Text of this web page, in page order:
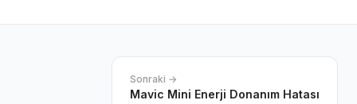
Sonraki →
Mavic Mini Enerji Donanım Hatası